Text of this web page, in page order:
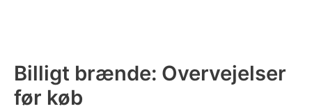
Billigt brænde: Overvejelser
før køb